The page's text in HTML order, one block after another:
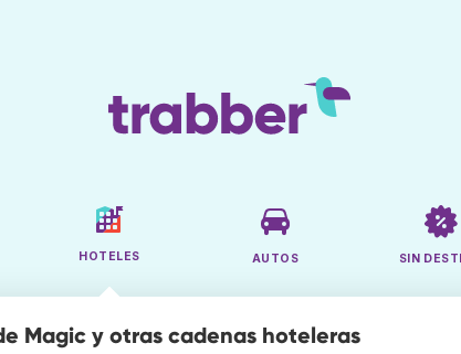
HOTELES AUTOS SIN
Magic y otras cadenas hoteleras